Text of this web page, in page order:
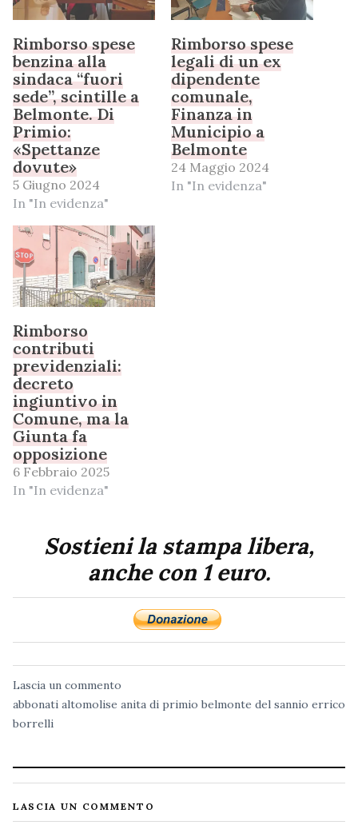
Rimborso spese
benzina alla
sindaca “fuori
sede”, scintille a
Belmonte. Di
Primio:
«Spettanze
dovute»
5 Giugno 2024
In "In evidenza"
Rimborso spese
legali di un ex
dipendente
comunale,
Finanza in
Municipio a
Belmonte
24 Maggio 2024
In "In evidenza"
Rimborso
contributi
previdenziali:
decreto
ingiuntivo in
Comune, ma la
Giunta fa
opposizione
6 Febbraio 2025
In "In evidenza"
Sostieni la stampa libera,
anche con 1 euro.
Lascia un commento
abbonati altomolise anita di primio belmonte del sannio errico
borrelli
LASCIA UN COMMENTO